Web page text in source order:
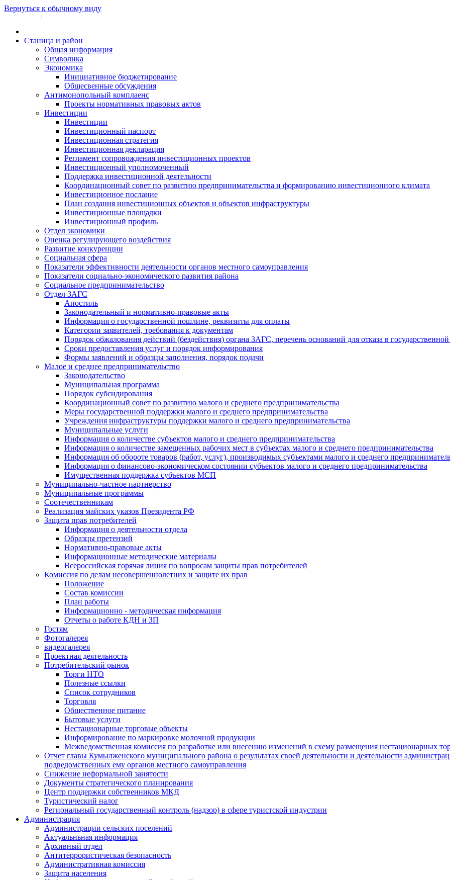
Вернуться к обычному виду
|
Станица и район
Общая информация
Символика
Экономика
Инициативное бюджетирование
Общесвенные обсуждения
Антимонопольный комплаенс
Проекты нормативных правовых актов
Инвестиции
Инвестиции
Инвестиционный паспорт
Инвестиционная стратегия
Инвестиционная декларация
Регламент сопровождения инвестиционных проектов
Инвестиционный уполномоченный
Поддержка инвестиционной деятельности
Координационный совет по развитию предпринимательства и формированию инвестиционного климата
Инвестиционное послание
План создания инвестиционных объектов и объектов инфраструктуры
Инвестиционные площадки
Инвестиционный профиль
Отдел экономики
Оценка регулирующего воздействия
Развитие конкуренции
Социальная сфера
Показатели эффективности деятельности органов местного самоуправления
Показатели социально-экономического развития района
Социальное предпринимательство
Отдел ЗАГС
Апостиль
Законодательный и нормативно-правовые акты
Информация о государственной пошлине, реквизиты для оплаты
Категории заявителей, требования к документам
Порядок обжалования действий (бездействия) органа ЗАГС, перечень оснований для отказа в
Сроки предоставления услуг и порядок информирования
Формы заявлений и образцы заполнения, порядок подачи
Малое и среднее предпринимательство
Законодательство
Муниципальная программа
Порядок субсидирования
Координационный совет по развитию малого и среднего предпринимательства
Меры государственной поддержки малого и среднего предпринимательства
Учреждения инфраструктуры поддержки малого и среднего предпринимательства
Муниципальные услуги
Информация о количестве субъектов малого и среднего предпринимательства
Информация о количестве замещенных рабочих мест в субъектах малого и среднего предпринимательства
Информация об обороте товаров (работ, услуг), производимых субъектами малого и среднего
Информация о финансово-экономическом состоянии субъектов малого и среднего предпринимательства
Имущественная поддержка субъектов МСП
Муниципально-частное партнерство
Муниципальные программы
Соотечественникам
Реализация майских указов Президента РФ
Защита прав потребителей
Информация о деятельности отдела
Образцы претензий
Нормативно-правовые акты
Информационные методические материалы
Всероссийская горячая линия по вопросам защиты прав потребителей
Комиссия по делам несовершеннолетних и защите их прав
Положение
Состав комиссии
План работы
Информационно - методическая информация
Отчеты о работе КДН и ЗП
Гостям
Фотогалерея
видеогалерея
Проектная деятельность
Потребительский рынок
Торги НТО
Полезные ссылки
Список сотрудников
Торговля
Общественное питание
Бытовые услуги
Нестационарные торговые объекты
Информирование по маркировке молочной продукции
Межведомственная комиссия по разработке или внесению изменений в схему размещения нестационарных
Отчет главы Кумылженского муниципального района о результатах своей деятельности и деятельности
подведомственных ему органов местного самоуправления
Снижение неформальной занятости
Документы стратегического планирования
Центр поддержки собственников МКД
Туристический налог
Региональный государственный контроль (надзор) в сфере туристской индустрии
Администрация
Администрации сельских поселений
Актуальньная информация
Архивный отдел
Антитеррористическая безопасность
Административная комиссия
Защита населения